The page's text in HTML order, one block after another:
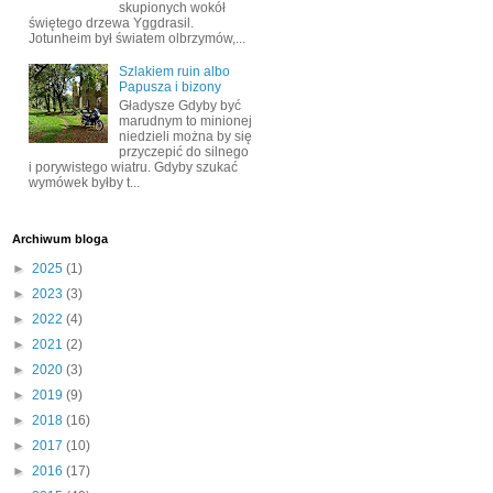
skupionych wokół
świętego drzewa Yggdrasil.
Jotunheim był światem olbrzymów,...
Szlakiem ruin albo
Papusza i bizony
Gładysze Gdyby być
marudnym to minionej
niedzieli można by się
przyczepić do silnego
i porywistego wiatru. Gdyby szukać
wymówek byłby t...
Archiwum bloga
► 2025 (1)
► 2023 (3)
► 2022 (4)
► 2021 (2)
► 2020 (3)
► 2019 (9)
► 2018 (16)
► 2017 (10)
► 2016 (17)